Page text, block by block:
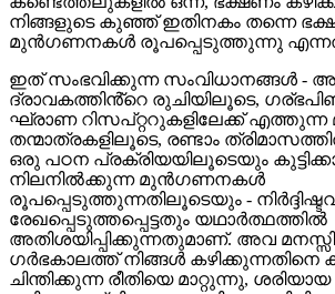
നിങ്ങളുടെ കുഞ്ഞ് ഇതിനകം തന്നെ
മുൻഗണനകൾ രൂപപ്പെടുത്തുന്നു
ഇത് സംഭവിക്കുന്ന സംവിധാനങ്ങൾ -
ദ്രാവകത്തിൻ്റെ രുചിയിലൂടെ,
ഘ്രാണ റിസപ്റ്ററുകളിലേക്ക് എത്തുന്ന
തന്മാത്രകളിലൂടെ, രണ്ടാം
ഒരു പഠന പ്രക്രിയയിലൂടെയും
നിലനിൽക്കുന്ന മുൻഗണനകൾ
രൂപപ്പെടുത്തുന്നതിലൂടെയും -
രേഖപ്പെടുത്തപ്പെട്ടതും യഥാർത്ഥത്തിൽ
അതിശയിപ്പിക്കുന്നതുമാണ്. അവ
ഗർഭകാലത്ത് നിങ്ങൾ കഴിക്കുന്നതിനെ
ചിന്തിക്കുന്ന രീതിയെ മാറ്റുന്നു,